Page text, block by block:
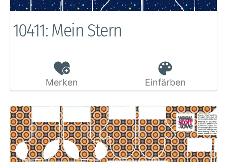
10411: Mein Stern
Merken Einfärben